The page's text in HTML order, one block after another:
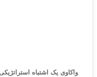
واکاوی یک اشتباه